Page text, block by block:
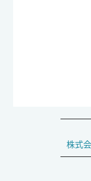
株式